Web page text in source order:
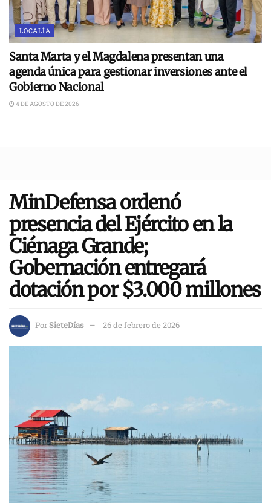
LOCALÍA
Santa Marta y el Magdalena presentan una
agenda única para gestionar inversiones ante el
Gobierno Nacional
4 DE AGOSTO DE 2026
MinDefensa ordenó
presencia del Ejército en la
Ciénaga Grande;
Gobernación entregará
dotación por $3.000 millones
PorSieteDías 26 de febrero de 2026